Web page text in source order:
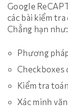
Google
các bài kiểm
Chẳng hạn như:
Phương
Checkboxes
Kiểm tra
Xác minh